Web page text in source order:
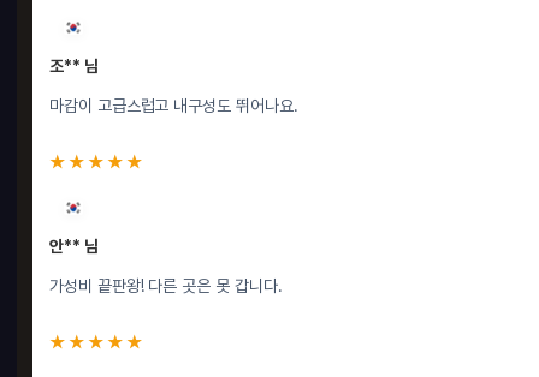
조** 님
마감이 고급스럽고 내구성도 뛰어나요.
★★★★★
안** 님
가성비 끝판왕! 다른 곳은 못 갑니다.
★★★★★